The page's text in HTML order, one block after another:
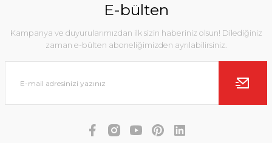
E-bülten
Kampanya ve duyurularımızdan ilk sizin haberiniz olsun! Dilediğiniz
zaman e-bülten aboneliğimizden ayrılabilirsiniz.